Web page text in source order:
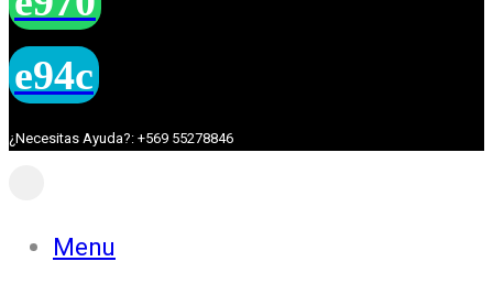
¿Necesitas Ayuda?: +569 55278846
Menu